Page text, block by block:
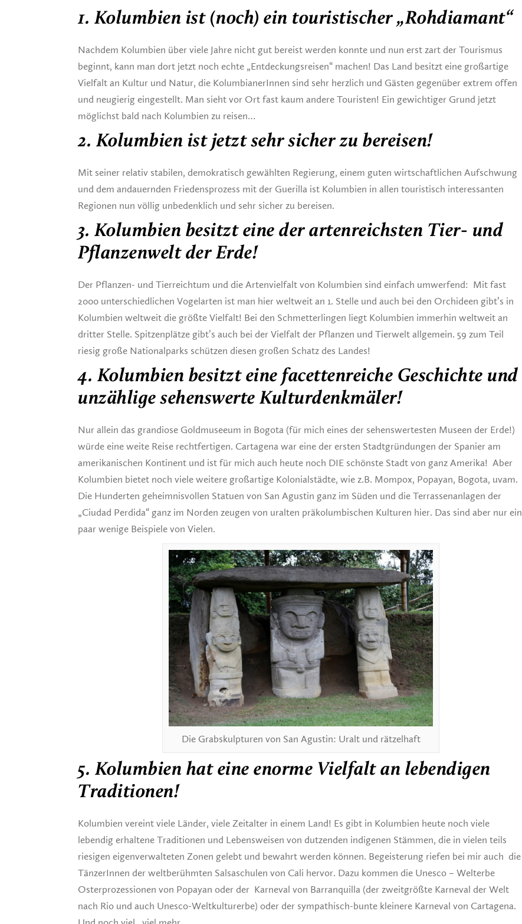
1. Kolumbien ist (noch) ein touristischer „Rohdiamant“
Nachdem Kolumbien über viele Jahre nicht gut bereist werden konnte und nun erst zart der Tourismus
beginnt, kann man dort jetzt noch echte „Entdeckungsreisen“ machen! Das Land besitzt eine großartige
Vielfalt an Kultur und Natur, die KolumbianerInnen sind sehr herzlich und Gästen gegenüber extrem offen
und neugierig eingestellt. Man sieht vor Ort fast kaum andere Touristen! Ein gewichtiger Grund jetzt
möglichst bald nach Kolumbien zu reisen…
2. Kolumbien ist jetzt sehr sicher zu bereisen!
Mit seiner relativ stabilen, demokratisch gewählten Regierung, einem guten wirtschaftlichen Aufschwung
und dem andauernden Friedensprozess mit der Guerilla ist Kolumbien in allen touristisch interessanten
Regionen nun völlig unbedenklich und sehr sicher zu bereisen.
3. Kolumbien besitzt eine der artenreichsten Tier- und
Pflanzenwelt der Erde!
Der Pflanzen- und Tierreichtum und die Artenvielfalt von Kolumbien sind einfach umwerfend: Mit fast
2000 unterschiedlichen Vogelarten ist man hier weltweit an 1. Stelle und auch bei den Orchideen gibt’s in
Kolumbien weltweit die größte Vielfalt! Bei den Schmetterlingen liegt Kolumbien immerhin weltweit an
dritter Stelle. Spitzenplätze gibt’s auch bei der Vielfalt der Pflanzen und Tierwelt allgemein. 59 zum Teil
riesig große Nationalparks schützen diesen großen Schatz des Landes!
4. Kolumbien besitzt eine facettenreiche Geschichte und
unzählige sehenswerte Kulturdenkmäler!
Nur allein das grandiose Goldmuseeum in Bogota (für mich eines der sehenswertesten Museen der Erde!)
würde eine weite Reise rechtfertigen. Cartagena war eine der ersten Stadtgründungen der Spanier am
amerikanischen Kontinent und ist für mich auch heute noch DIE schönste Stadt von ganz Amerika! Aber
Kolumbien bietet noch viele weitere großartige Kolonialstädte, wie z.B. Mompox, Popayan, Bogota, uvam.
Die Hunderten geheimnisvollen Statuen von San Agustin ganz im Süden und die Terrassenanlagen der
„Ciudad Perdida“ ganz im Norden zeugen von uralten präkolumbischen Kulturen hier. Das sind aber nur ein
paar wenige Beispiele von Vielen.
Die Grabskulpturen von San Agustin: Uralt und rätzelhaft
5. Kolumbien hat eine enorme Vielfalt an lebendigen
Traditionen!
Kolumbien vereint viele Länder, viele Zeitalter in einem Land! Es gibt in Kolumbien heute noch viele
lebendig erhaltene Traditionen und Lebensweisen von dutzenden indigenen Stämmen, die in vielen teils
riesigen eigenverwalteten Zonen gelebt und bewahrt werden können. Begeisterung riefen bei mir auch die
TänzerInnen der weltberühmten Salsaschulen von Cali hervor. Dazu kommen die Unesco – Welterbe
Osterprozessionen von Popayan oder der Karneval von Barranquilla (der zweitgrößte Karneval der Welt
nach Rio und auch Unesco-Weltkulturerbe) oder der sympathisch-bunte kleinere Karneval von Cartagena.